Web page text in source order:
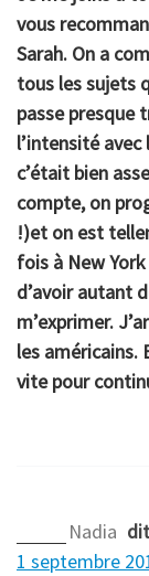
vous
Sarah. On a
tous les sujets
passe presque
l’intensité
c’était bien
compte, on
!)et on est
fois à New
d’avoir autant
m’exprimer.
les américains.
vite pour
Nadia
1 septembre